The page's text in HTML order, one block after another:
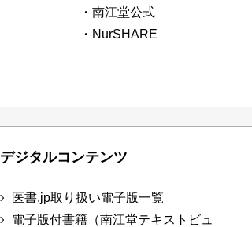
・南江堂公式
・NurSHARE
デジタルコンテンツ
医書.jp取り扱い電子版一覧
電子版付書籍（南江堂テキストビュ